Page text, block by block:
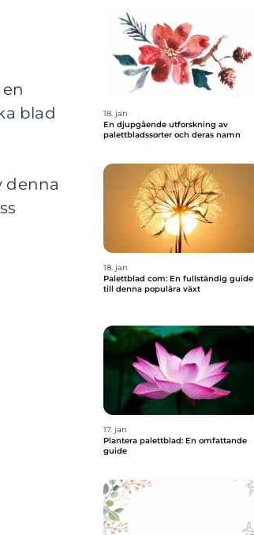
blad
denna
18. jan
En djupgående utforskning av
palettbladssorter och deras namn
18. jan
Palettblad com: En fullständig guide
till denna populära växt
17. jan
Plantera palettblad: En omfattande
guide